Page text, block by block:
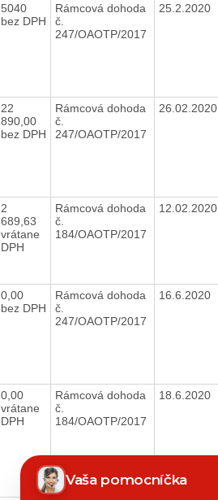
5040
bez DPH
Rámcová dohoda
č.
247/OAOTP/2017
25.2.2020
22
890,00
bez DPH
Rámcová dohoda
č.
247/OAOTP/2017
26.02.2020
2
689,63
vrátane
DPH
Rámcová dohoda
č.
184/OAOTP/2017
12.02.2020
0,00
bez DPH
Rámcová dohoda
č.
247/OAOTP/2017
16.6.2020
0,00
vrátane
DPH
Rámcová dohoda
č.
184/OAOTP/2017
18.6.2020
Vaša pomocníčka
Chatbot
píše